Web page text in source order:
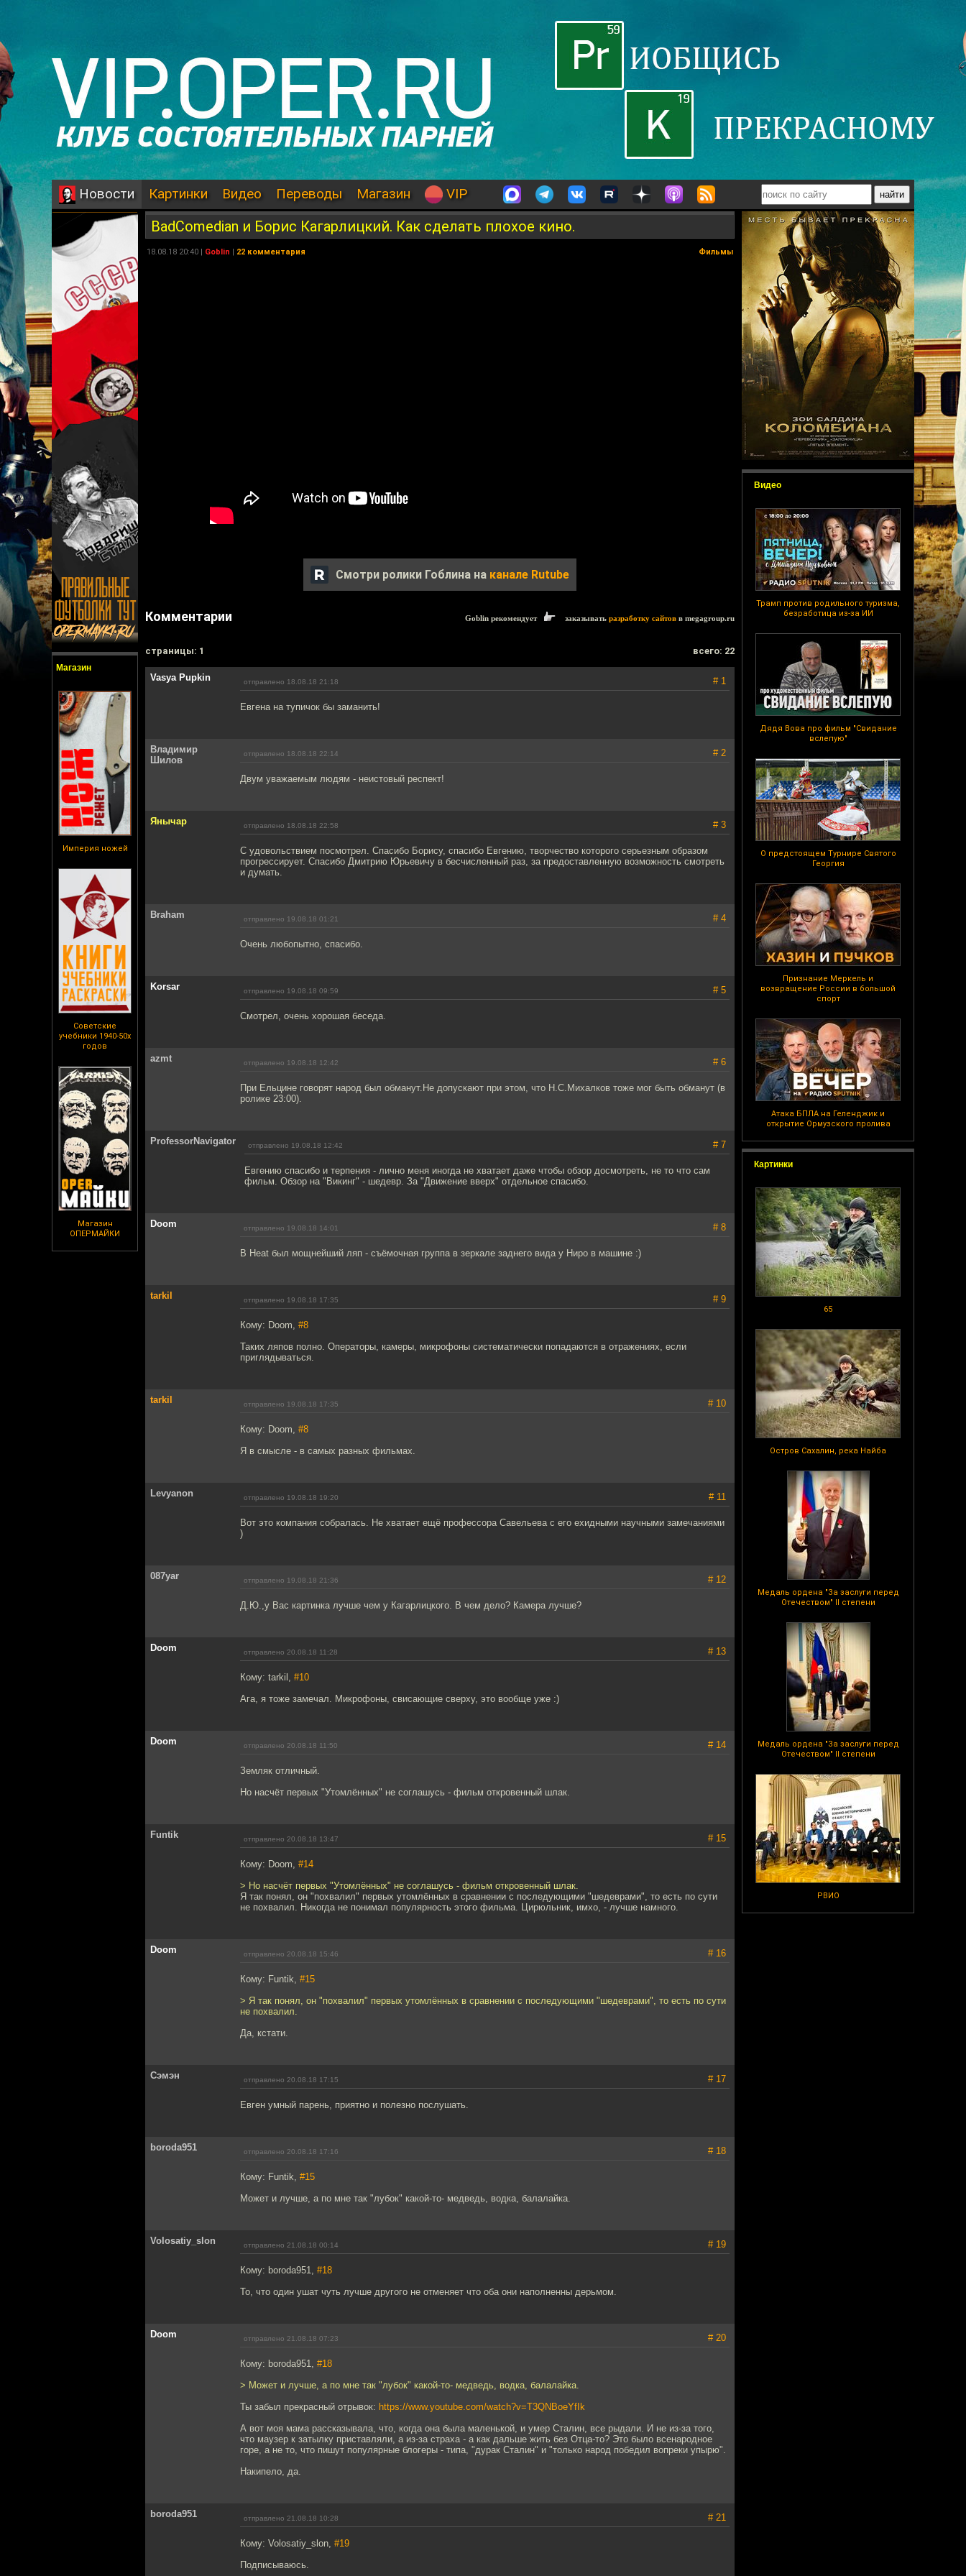
Новости Картинки Видео Переводы Магазин VIP
Магазин
Империя ножей
Советские
учебники 1940-50х
годов
Магазин
ОПЕРМАЙКИ
Видео
Трамп против родильного туризма,
безработица из-за ИИ
Дядя Вова про фильм "Свидание
вслепую"
О предстоящем Турнире Святого
Георгия
Признание Меркель и
возвращение России в большой
спорт
Атака БПЛА на Геленджик и
открытие Ормузского пролива
Картинки
65
Остров Сахалин, река Найба
Медаль ордена "За заслуги перед
Отечеством" II степени
Медаль ордена "За заслуги перед
Отечеством" II степени
РВИО
BadComedian и Борис Кагарлицкий. Как сделать плохое кино.
18.08.18 20:40 | Goblin | 22 комментария Фильмы
Смотри ролики Гоблина на канале Rutube
Комментарии Goblin рекомендует заказывать разработку сайтов в megagroup.ru
cтраницы: 1 всего: 22
Vasya Pupkin отправлено 18.08.18 21:18 # 1
Евгена на тупичок бы заманить!
Владимир
Шилов
отправлено 18.08.18 22:14 # 2
Двум уважаемым людям - неистовый респект!
Янычар отправлено 18.08.18 22:58 # 3
С удовольствием посмотрел. Спасибо Борису, спасибо Евгению, творчество которого серьезным образом
прогрессирует. Спасибо Дмитрию Юрьевичу в бесчисленный раз, за предоставленную возможность смотреть
и думать.
Braham отправлено 19.08.18 01:21 # 4
Очень любопытно, спасибо.
Korsar отправлено 19.08.18 09:59 # 5
Смотрел, очень хорошая беседа.
azmt отправлено 19.08.18 12:42 # 6
При Ельцине говорят народ был обманут.Не допускают при этом, что Н.С.Михалков тоже мог быть обманут (в
ролике 23:00).
ProfessorNavigator отправлено 19.08.18 12:42 # 7
Евгению спасибо и терпения - лично меня иногда не хватает даже чтобы обзор досмотреть, не то что сам
фильм. Обзор на "Викинг" - шедевр. За "Движение вверх" отдельное спасибо.
Doom отправлено 19.08.18 14:01 # 8
В Heat был мощнейший ляп - съёмочная группа в зеркале заднего вида у Ниро в машине :)
tarkil отправлено 19.08.18 17:35 # 9
Кому: Doom, #8
Таких ляпов полно. Операторы, камеры, микрофоны систематически попадаются в отражениях, если
приглядываться.
tarkil отправлено 19.08.18 17:35 # 10
Кому: Doom, #8
Я в смысле - в самых разных фильмах.
Levyanon отправлено 19.08.18 19:20 # 11
Вот это компания собралась. Не хватает ещё профессора Савельева с его ехидными научными замечаниями
)
087yar отправлено 19.08.18 21:36 # 12
Д.Ю.,у Вас картинка лучше чем у Кагарлицкого. В чем дело? Камера лучше?
Doom отправлено 20.08.18 11:28 # 13
Кому: tarkil, #10
Ага, я тоже замечал. Микрофоны, свисающие сверху, это вообще уже :)
Doom отправлено 20.08.18 11:50 # 14
Земляк отличный.
Но насчёт первых "Утомлённых" не соглашусь - фильм откровенный шлак.
Funtik отправлено 20.08.18 13:47 # 15
Кому: Doom, #14
> Но насчёт первых "Утомлённых" не соглашусь - фильм откровенный шлак.
Я так понял, он "похвалил" первых утомлённых в сравнении с последующими "шедеврами", то есть по сути
не похвалил. Никогда не понимал популярность этого фильма. Цирюльник, имхо, - лучше намного.
Doom отправлено 20.08.18 15:46 # 16
Кому: Funtik, #15
> Я так понял, он "похвалил" первых утомлённых в сравнении с последующими "шедеврами", то есть по сути
не похвалил.
Да, кстати.
Сэмэн отправлено 20.08.18 17:15 # 17
Евген умный парень, приятно и полезно послушать.
boroda951 отправлено 20.08.18 17:16 # 18
Кому: Funtik, #15
Может и лучше, а по мне так "лубок" какой-то- медведь, водка, балалайка.
Volosatiy_slon отправлено 21.08.18 00:14 # 19
Кому: boroda951, #18
То, что один ушат чуть лучше другого не отменяет что оба они наполненны дерьмом.
Doom отправлено 21.08.18 07:23 # 20
Кому: boroda951, #18
> Может и лучше, а по мне так "лубок" какой-то- медведь, водка, балалайка.
Ты забыл прекрасный отрывок: https://www.youtube.com/watch?v=T3QNBoeYfIk
А вот моя мама рассказывала, что, когда она была маленькой, и умер Сталин, все рыдали. И не из-за того,
что маузер к затылку приставляли, а из-за страха - а как дальше жить без Отца-то? Это было всенародное
горе, а не то, что пишут популярные блогеры - типа, "дурак Сталин" и "только народ победил вопреки упырю".
Накипело, да.
boroda951 отправлено 21.08.18 10:28 # 21
Кому: Volosatiy_slon, #19
Подписываюсь.